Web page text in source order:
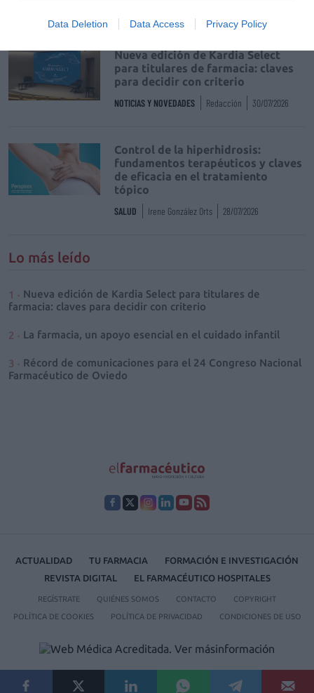
Data Deletion Data Access Privacy Policy
Nueva edición de Kardia Select
para titulares de farmacia: claves
para decidir con criterio
NOTICIAS Y NOVEDADES Redacción 30/07/2026
Control de la hiperhidrosis:
fundamentos terapéuticos y claves
de eficacia en el tratamiento
tópico
SALUD Irene González Orts 28/07/2026
Lo más leído
Nueva edición de Kardia Select para titulares de
farmacia: claves para decidir con criterio
La farmacia, un apoyo esencial en el cuidado infantil
Récord de comunicaciones para el 24 Congreso Nacional
Farmacéutico de Oviedo
ACTUALIDAD TU FARMACIA
FORMACIÓN E INVESTIGACIÓN
REVISTA DIGITAL
EL FARMACÉUTICO HOSPITALES
REGÍSTRATE QUIÉNES SOMOS CONTACTO COPYRIGHT
POLÍTICA DE COOKIES POLÍTICA DE PRIVACIDAD CONDICIONES DE USO
© 2026 Ediciones MAYO, S.A.U.